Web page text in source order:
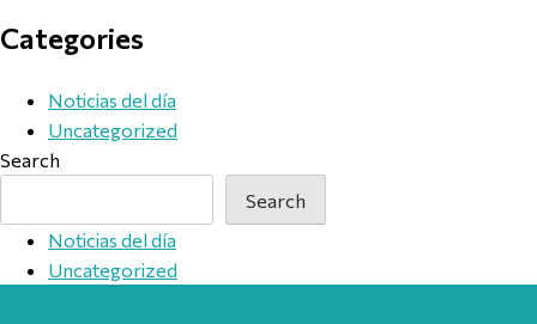
Categories
Noticias del día
Uncategorized
Search
Search
Noticias del día
Uncategorized